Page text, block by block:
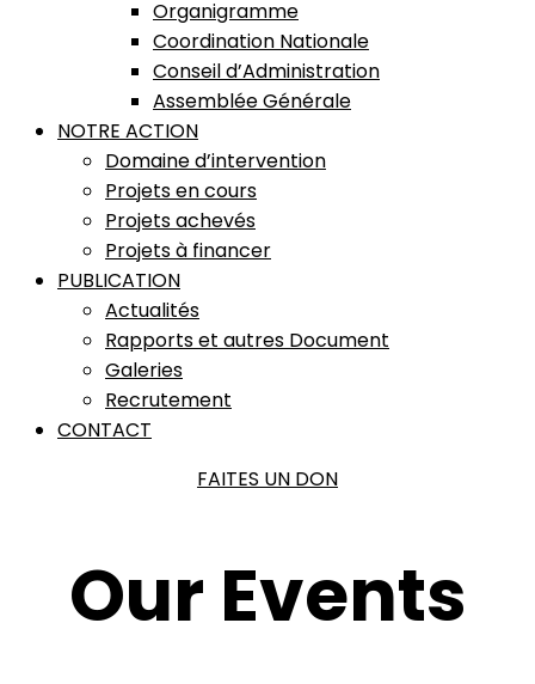
Organigramme
Coordination Nationale
Conseil d’Administration
Assemblée Générale
NOTRE ACTION
Domaine d’intervention
Projets en cours
Projets achevés
Projets à financer
PUBLICATION
Actualités
Rapports et autres Document
Galeries
Recrutement
CONTACT
FAITES UN DON
Our Events